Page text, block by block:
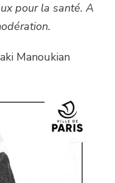
pour la santé. A
Manoukian